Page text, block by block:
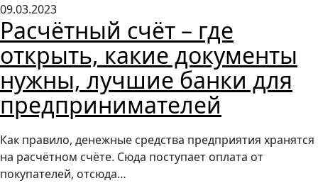
09.03.2023
Расчётный счёт – где
открыть, какие документы
нужны, лучшие банки для
предпринимателей
Как правило, денежные средства предприятия хранятся
на расчётном счёте. Сюда поступает оплата от
покупателей, отсюда…